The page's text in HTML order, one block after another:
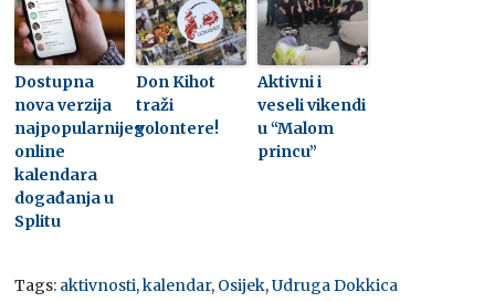
Dostupna
nova verzija
najpopularnijeg
online
kalendara
događanja u
Splitu
Don Kihot
traži
volontere!
Aktivni i
veseli vikendi
u “Malom
princu”
Tags: aktivnosti,kalendar, Osijek,Udruga Dokkica